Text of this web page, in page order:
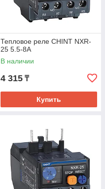
Тепловое реле CHINT NXR-
25 5.5-8A
В наличии
4 315 ₸
Купить